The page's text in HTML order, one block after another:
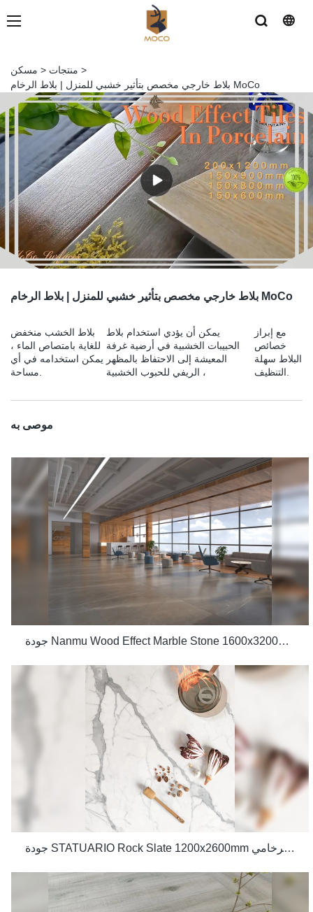
مسكن > منتجات >
بلاط خارجي مخصص بتأثير خشبي للمنزل | بلاط الرخام MoCo
بلاط خارجي مخصص بتأثير خشبي للمنزل | بلاط الرخام MoCo
بلاط الخشب منخفض
للغاية بامتصاص الماء ،
يمكن استخدامه في أي
يمكن أن يؤدي استخدام بلاط
الحبيبات الخشبية في أرضية غرفة
المعيشة إلى الاحتفاظ بالمظهر
الريفي للحبوب الخشبية ،
مع إبراز
خصائص
البلاط سهلة
موصى به
جودة Nanmu Wood Effect Marble Stone 1600x3200mm Slate Tiles الشركة المصنعة لمشاريع الفيلا الفاخرة
جودة STATUARIO Rock Slate 1200x2600mm مع بياض 75 درجة من الشركة المصنعة للبلاط ذو المظهر الرخامي